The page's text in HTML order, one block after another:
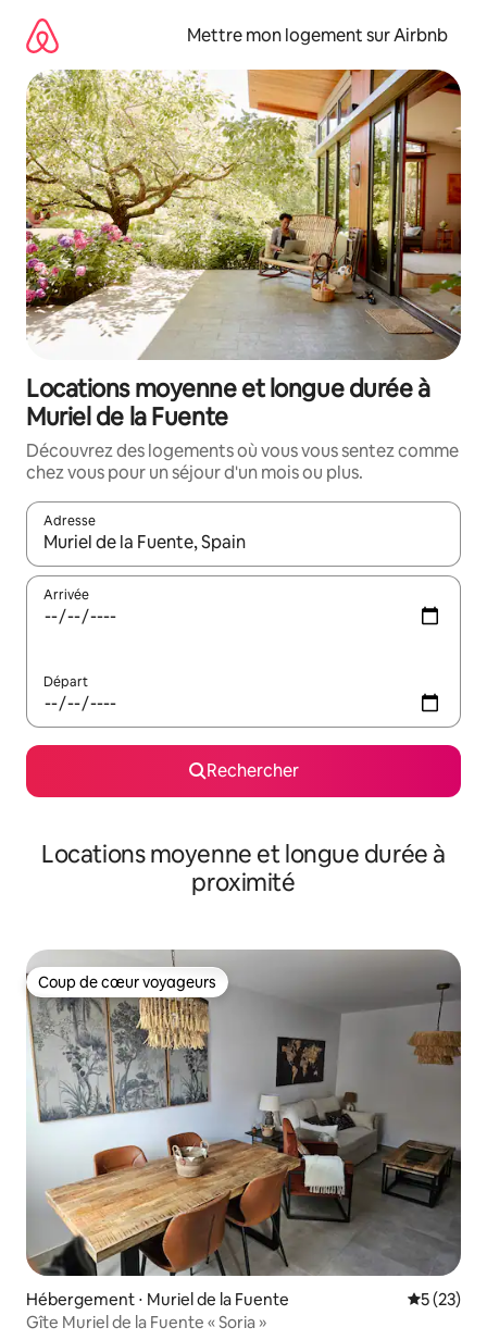
directement
contenu
Mettre mon logement sur Airbnb
Locations moyenne et longue durée à
Muriel de la Fuente
Découvrez des logements où vous vous sentez comme
chez vous pour un séjour d'un mois ou plus.
Adresse
Lorsque les résultats s'affichent, utilisez les flèches vers le
Arrivée
Départ
Rechercher
Locations moyenne et longue durée à
proximité
Coup de cœur voyageurs
Coup de cœur voyageurs
Hébergement ⋅ Muriel de la Fuente
5 (23)
Gîte Muriel de la Fuente « Soria »